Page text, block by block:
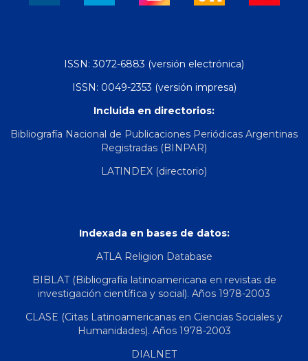
ISSN: 3072-6883 (versión electrónica)
ISSN: 0049-2353 (versión impresa)
Incluida en directorios:
Bibliografía Nacional de Publicaciones Periódicas Argentinas
Registradas (BINPAR)
LATINDEX (directorio)
Indexada en bases de datos:
ATLA Religion Database
BIBLAT (Bibliografía latinoamericana en revistas de
investigación científica y social). Años 1978-2003
CLASE (Citas Latinoamericanas en Ciencias Sociales y
Humanidades). Años 1978-2003
DIALNET